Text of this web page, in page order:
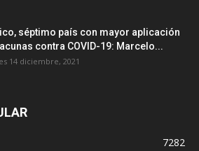
séptimo país con mayor aplicación
contra COVID-19: Marcelo...
14 diciembre, 2021
7282